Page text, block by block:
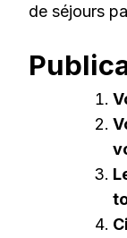
de séjours